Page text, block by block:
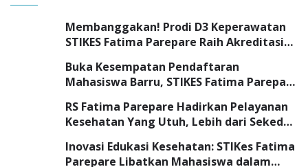
Membanggakan! Prodi D3 Keperawatan
STIKES Fatima Parepare Raih Akreditasi
Buka Kesempatan Pendaftaran
Mahasiswa Barru, STIKES Fatima Parepare
RS Fatima Parepare Hadirkan Pelayanan
Kesehatan Yang Utuh, Lebih dari Sekedar
Inovasi Edukasi Kesehatan: STIKes Fatima
Parepare Libatkan Mahasiswa dalam